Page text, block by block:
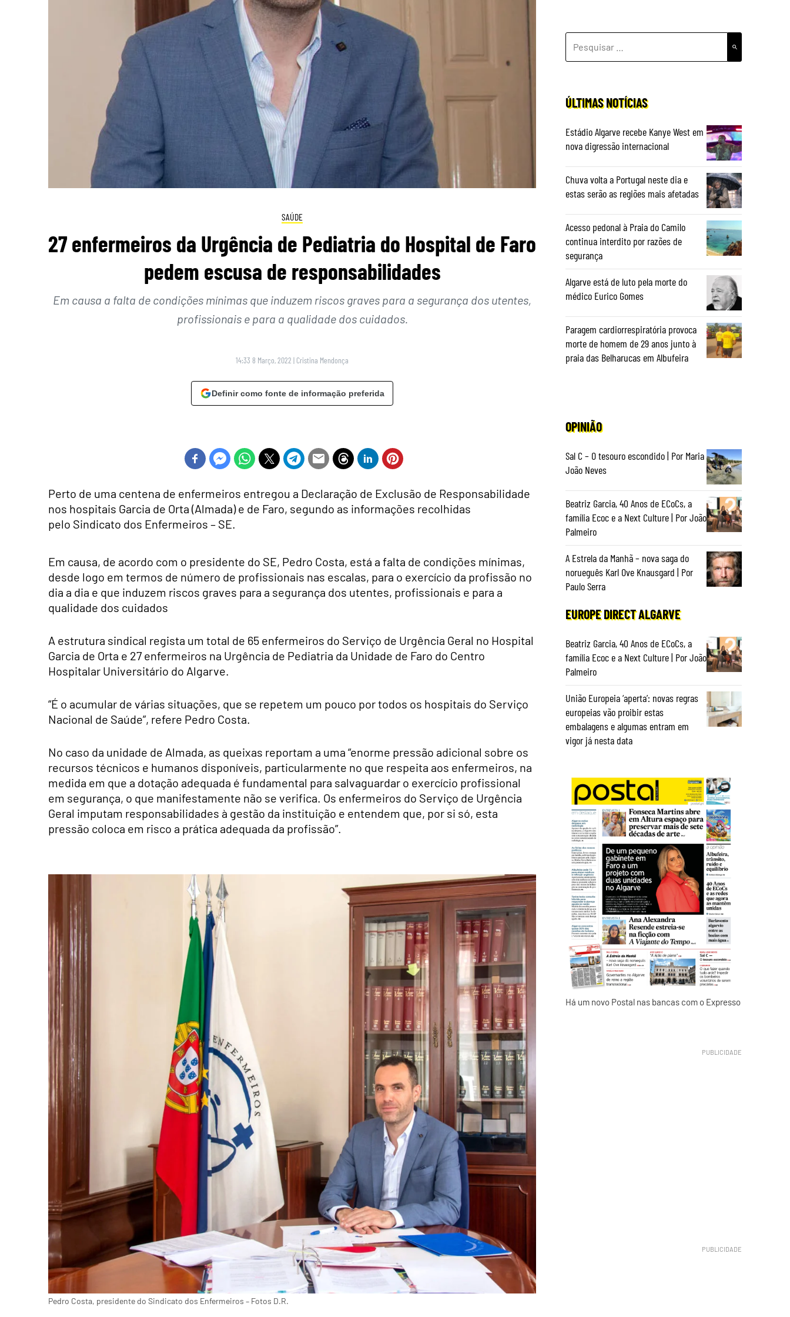
SAÚDE
27 enfermeiros da Urgência de Pediatria do Hospital de Faro
pedem escusa de responsabilidades
Em causa a falta de condições mínimas que induzem riscos graves para a segurança dos utentes,
profissionais e para a qualidade dos cuidados.
14:33 8 Março, 2022 | Cristina Mendonça
Definir como fonte de informação preferida
Perto de uma centena de enfermeiros entregou a Declaração de Exclusão de Responsabilidade
nos hospitais Garcia de Orta (Almada) e de Faro, segundo as informações recolhidas
pelo Sindicato dos Enfermeiros – SE.
Em causa, de acordo com o presidente do SE, Pedro Costa, está a falta de condições mínimas,
desde logo em termos de número de profissionais nas escalas, para o exercício da profissão no
dia a dia e que induzem riscos graves para a segurança dos utentes, profissionais e para a
qualidade dos cuidados
A estrutura sindical regista um total de 65 enfermeiros do Serviço de Urgência Geral no Hospital
Garcia de Orta e 27 enfermeiros na Urgência de Pediatria da Unidade de Faro do Centro
Hospitalar Universitário do Algarve.
“É o acumular de várias situações, que se repetem um pouco por todos os hospitais do Serviço
Nacional de Saúde”, refere Pedro Costa.
No caso da unidade de Almada, as queixas reportam a uma “enorme pressão adicional sobre os
recursos técnicos e humanos disponíveis, particularmente no que respeita aos enfermeiros, na
medida em que a dotação adequada é fundamental para salvaguardar o exercício profissional
em segurança, o que manifestamente não se verifica. Os enfermeiros do Serviço de Urgência
Geral imputam responsabilidades à gestão da instituição e entendem que, por si só, esta
pressão coloca em risco a prática adequada da profissão”.
Pedro Costa, presidente do Sindicato dos Enfermeiros – Fotos D.R.
POR:
ÚLTIMAS NOTÍCIAS
Estádio Algarve recebe Kanye West em
nova digressão internacional
Chuva volta a Portugal neste dia e
estas serão as regiões mais afetadas
Acesso pedonal à Praia do Camilo
continua interdito por razões de
segurança
Algarve está de luto pela morte do
médico Eurico Gomes
Paragem cardiorrespiratória provoca
morte de homem de 29 anos junto à
praia das Belharucas em Albufeira
OPINIÃO
Sal C – O tesouro escondido | Por Maria
João Neves
Beatriz Garcia, 40 Anos de ECoCs, a
família Ecoc e a Next Culture | Por João
Palmeiro
A Estrela da Manhã – nova saga do
norueguês Karl Ove Knausgard | Por
Paulo Serra
EUROPE DIRECT ALGARVE
Beatriz Garcia, 40 Anos de ECoCs, a
família Ecoc e a Next Culture | Por João
Palmeiro
União Europeia ‘aperta’: novas regras
europeias vão proibir estas
embalagens e algumas entram em
vigor já nesta data
Há um novo Postal nas bancas com o Expresso